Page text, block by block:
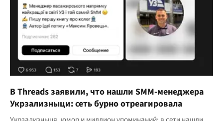
В Threads заявили, что нашли SMM-менеджера
Укрзализныци: сеть бурно отреагировала